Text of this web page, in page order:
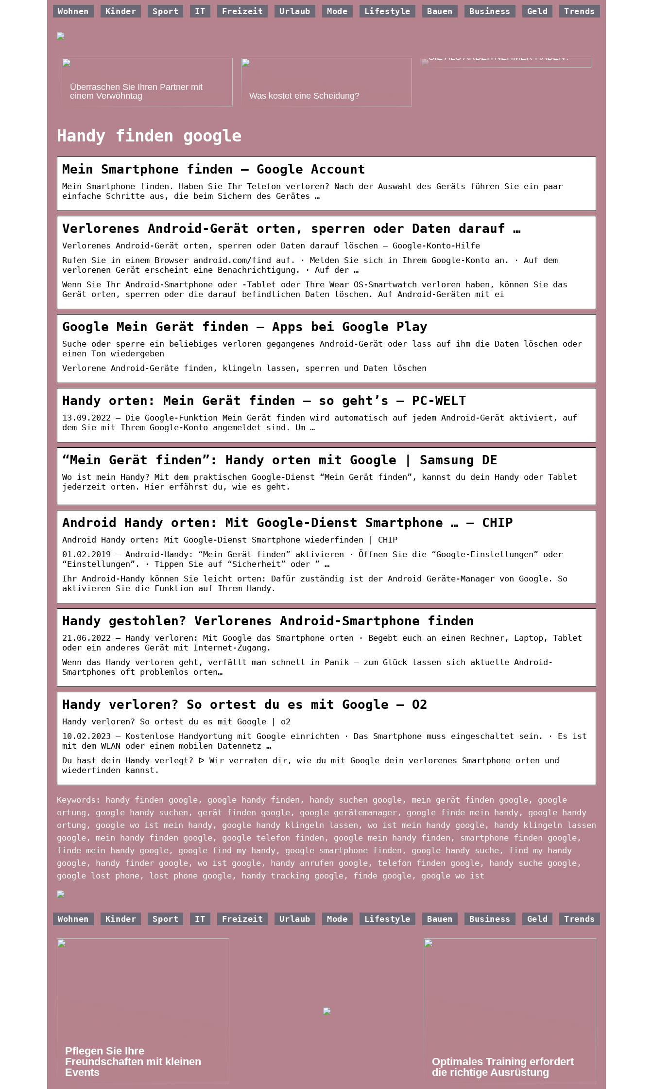
Wohnen Kinder Sport IT Freizeit Urlaub Mode Lifestyle Bauen Business Geld Trends
Überraschen Sie Ihren Partner mit
einem Verwöhntag
Was kostet eine Scheidung?
SIE ALS ARBEITNEHMER HABEN?
Handy finden google
Mein Smartphone finden – Google Account
Mein Smartphone finden. Haben Sie Ihr Telefon verloren? Nach der Auswahl des Geräts führen Sie ein paar
einfache Schritte aus, die beim Sichern des Gerätes …
Verlorenes Android-Gerät orten, sperren oder Daten darauf …
Verlorenes Android-Gerät orten, sperren oder Daten darauf löschen – Google-Konto-Hilfe
Rufen Sie in einem Browser android.com/find auf. · Melden Sie sich in Ihrem Google-Konto an. · Auf dem
verlorenen Gerät erscheint eine Benachrichtigung. · Auf der …
Wenn Sie Ihr Android-Smartphone oder -Tablet oder Ihre Wear OS-Smartwatch verloren haben, können Sie das
Gerät orten, sperren oder die darauf befindlichen Daten löschen. Auf Android-Geräten mit ei
Google Mein Gerät finden – Apps bei Google Play
Suche oder sperre ein beliebiges verloren gegangenes Android-Gerät oder lass auf ihm die Daten löschen oder
einen Ton wiedergeben
Verlorene Android-Geräte finden, klingeln lassen, sperren und Daten löschen
Handy orten: Mein Gerät finden – so geht’s – PC-WELT
13.09.2022 — Die Google-Funktion Mein Gerät finden wird automatisch auf jedem Android-Gerät aktiviert, auf
dem Sie mit Ihrem Google-Konto angemeldet sind. Um …
“Mein Gerät finden”: Handy orten mit Google | Samsung DE
Wo ist mein Handy? Mit dem praktischen Google-Dienst “Mein Gerät finden”, kannst du dein Handy oder Tablet
jederzeit orten. Hier erfährst du, wie es geht.
Android Handy orten: Mit Google-Dienst Smartphone … – CHIP
Android Handy orten: Mit Google-Dienst Smartphone wiederfinden | CHIP
01.02.2019 — Android-Handy: “Mein Gerät finden” aktivieren · Öffnen Sie die “Google-Einstellungen” oder
“Einstellungen”. · Tippen Sie auf “Sicherheit” oder ” …
Ihr Android-Handy können Sie leicht orten: Dafür zuständig ist der Android Geräte-Manager von Google. So
aktivieren Sie die Funktion auf Ihrem Handy.
Handy gestohlen? Verlorenes Android-Smartphone finden
21.06.2022 — Handy verloren: Mit Google das Smartphone orten · Begebt euch an einen Rechner, Laptop, Tablet
oder ein anderes Gerät mit Internet-Zugang.
Wenn das Handy verloren geht, verfällt man schnell in Panik – zum Glück lassen sich aktuelle Android-
Smartphones oft problemlos orten…
Handy verloren? So ortest du es mit Google – O2
Handy verloren? So ortest du es mit Google | o2
10.02.2023 — Kostenlose Handyortung mit Google einrichten · Das Smartphone muss eingeschaltet sein. · Es ist
mit dem WLAN oder einem mobilen Datennetz …
Du hast dein Handy verlegt? ᐅ Wir verraten dir, wie du mit Google dein verlorenes Smartphone orten und
wiederfinden kannst.
Keywords: handy finden google, google handy finden, handy suchen google, mein gerät finden google, google
ortung, google handy suchen, gerät finden google, google gerätemanager, google finde mein handy, google handy
ortung, google wo ist mein handy, google handy klingeln lassen, wo ist mein handy google, handy klingeln lassen
google, mein handy finden google, google telefon finden, google mein handy finden, smartphone finden google,
finde mein handy google, google find my handy, google smartphone finden, google handy suche, find my handy
google, handy finder google, wo ist google, handy anrufen google, telefon finden google, handy suche google,
google lost phone, lost phone google, handy tracking google, finde google, google wo ist
Wohnen Kinder Sport IT Freizeit Urlaub Mode Lifestyle Bauen Business Geld Trends
Pflegen Sie Ihre
Freundschaften mit kleinen
Events
Optimales Training erfordert
die richtige Ausrüstung